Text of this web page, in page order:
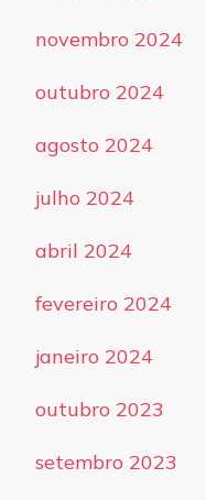
novembro 2024
outubro 2024
agosto 2024
julho 2024
abril 2024
fevereiro 2024
janeiro 2024
outubro 2023
setembro 2023